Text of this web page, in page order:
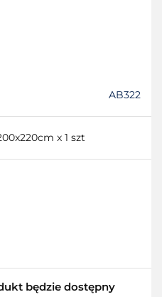
AB322
x 1 szt
będzie dostępny